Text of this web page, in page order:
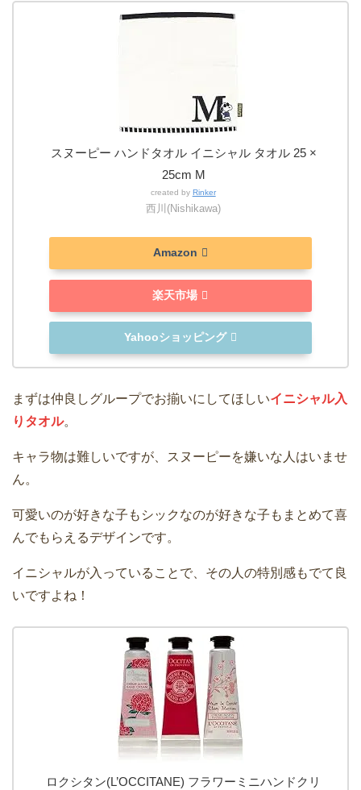
スヌーピー ハンドタオル イニシャル タオル 25 ×
25cm M
created by Rinker
西川(Nishikawa)
Amazon
楽天市場
Yahooショッピング
まずは仲良しグループでお揃いにしてほしいイニシャル入
りタオル。
キャラ物は難しいですが、スヌーピーを嫌いな人はいませ
ん。
可愛いのが好きな子もシックなのが好きな子もまとめて喜
んでもらえるデザインです。
イニシャルが入っていることで、その人の特別感もでて良
いですよね！
ロクシタン(L’OCCITANE) フラワーミニハンドクリ